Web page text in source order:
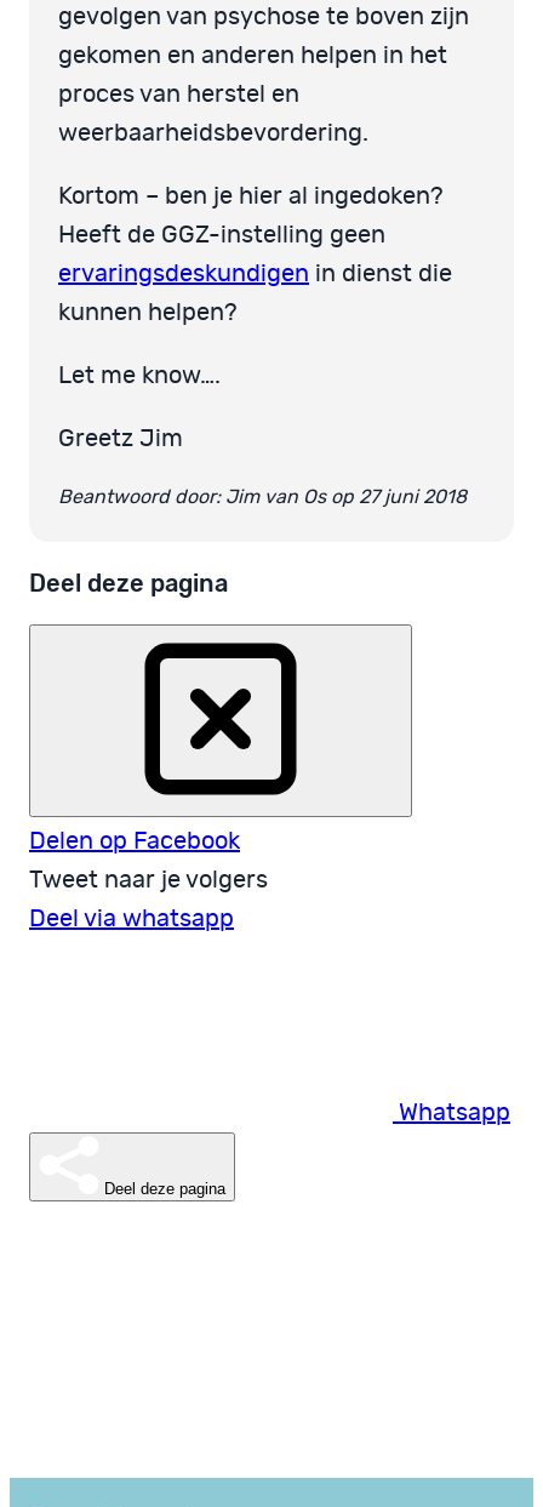
gevolgen van psychose te boven zijn
gekomen en anderen helpen in het
proces van herstel en
weerbaarheidsbevordering.
Kortom – ben je hier al ingedoken?
Heeft de GGZ-instelling geen
ervaringsdeskundigen in dienst die
kunnen helpen?
Let me know….
Greetz Jim
Beantwoord door: Jim van Os op 27 juni 2018
Deel deze pagina
Delen op Facebook
Tweet naar je volgers
Deel via whatsapp
Whatsapp
Deel deze pagina